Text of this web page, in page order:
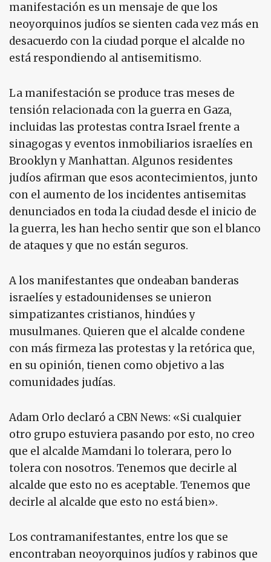
manifestación es un mensaje de que los
neoyorquinos judíos se sienten cada vez más en
desacuerdo con la ciudad porque el alcalde no
está respondiendo al antisemitismo.
La manifestación se produce tras meses de
tensión relacionada con la guerra en Gaza,
incluidas las protestas contra Israel frente a
sinagogas y eventos inmobiliarios israelíes en
Brooklyn y Manhattan. Algunos residentes
judíos afirman que esos acontecimientos, junto
con el aumento de los incidentes antisemitas
denunciados en toda la ciudad desde el inicio de
la guerra, les han hecho sentir que son el blanco
de ataques y que no están seguros.
A los manifestantes que ondeaban banderas
israelíes y estadounidenses se unieron
simpatizantes cristianos, hindúes y
musulmanes. Quieren que el alcalde condene
con más firmeza las protestas y la retórica que,
en su opinión, tienen como objetivo a las
comunidades judías.
Adam Orlo declaró a CBN News: «Si cualquier
otro grupo estuviera pasando por esto, no creo
que el alcalde Mamdani lo tolerara, pero lo
tolera con nosotros. Tenemos que decirle al
alcalde que esto no es aceptable. Tenemos que
decirle al alcalde que esto no está bien».
Los contramanifestantes, entre los que se
encontraban neoyorquinos judíos y rabinos que